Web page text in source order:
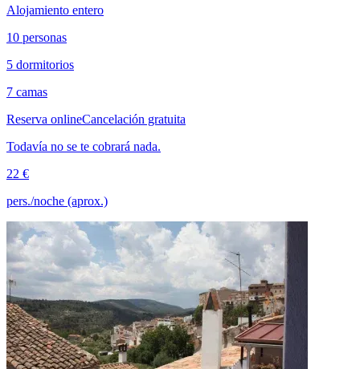
Alojamiento entero
10 personas
5 dormitorios
7 camas
Reserva onlineCancelación gratuita
Todavía no se te cobrará nada.
22 €
pers./noche (aprox.)